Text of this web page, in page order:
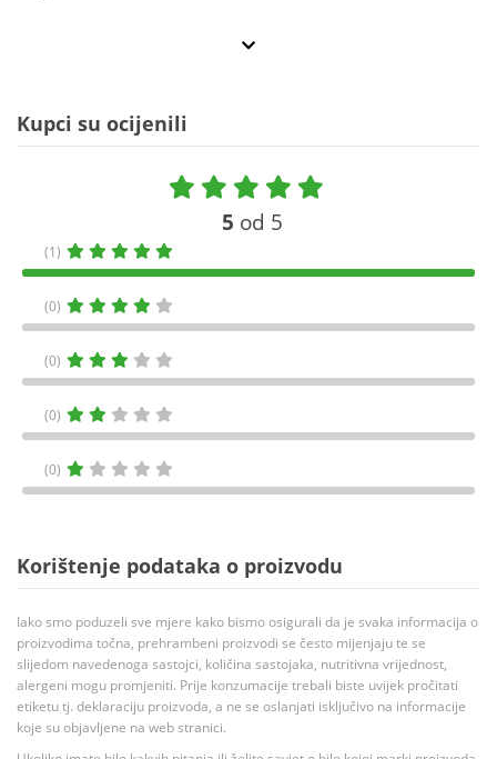
Kupci su ocijenili
5 od 5
(1)
(0)
(0)
(0)
(0)
Korištenje podataka o proizvodu
Iako smo poduzeli sve mjere kako bismo osigurali da je svaka informacija o
proizvodima točna, prehrambeni proizvodi se često mijenjaju te se
slijedom navedenoga sastojci, količina sastojaka, nutritivna vrijednost,
alergeni mogu promjeniti. Prije konzumacije trebali biste uvijek pročitati
etiketu tj. deklaraciju proizvoda, a ne se oslanjati isključivo na informacije
koje su objavljene na web stranici.